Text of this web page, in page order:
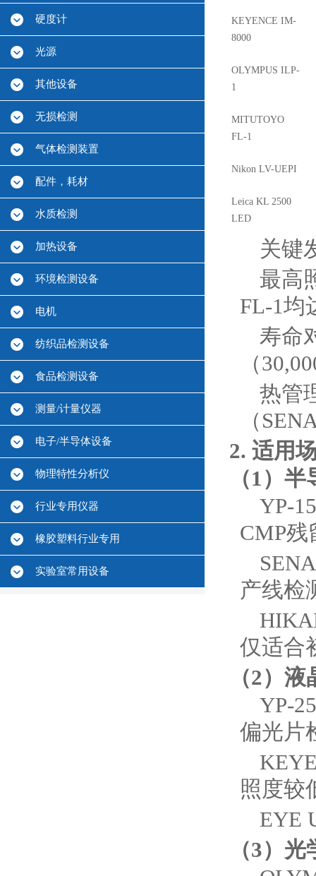
硬度计
光源
其他设备
无损检测
气体检测装置
配件，耗材
水质检测
加热设备
环境检测设备
电机
纺织品检测设备
食品检测设备
测量/计量仪器
电子/半导体设备
物理特性分析仪
行业专用仪器
橡胶塑料行业专用
实验室常用设备
KEYENCE IM-
8000
OLYMPUS ILP-
1
MITUTOYO
FL-1
Nikon LV-UEPI
Leica KL 2500
LED
关键
最高
FL-1均
寿命
（
热管
（
2. 适用
（1）
YP-
CMP残
产线检
仅适合
（2）
YP-
偏光片
照度较
EYE
（3）